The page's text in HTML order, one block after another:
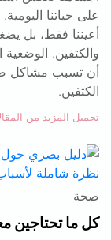
على حياتنا
أعيننا فقط، بل
والكتفين.
أن تسبب مشاكل
الكتفين.
تحميل المزيد من
صحة
كل ما تحتاجين